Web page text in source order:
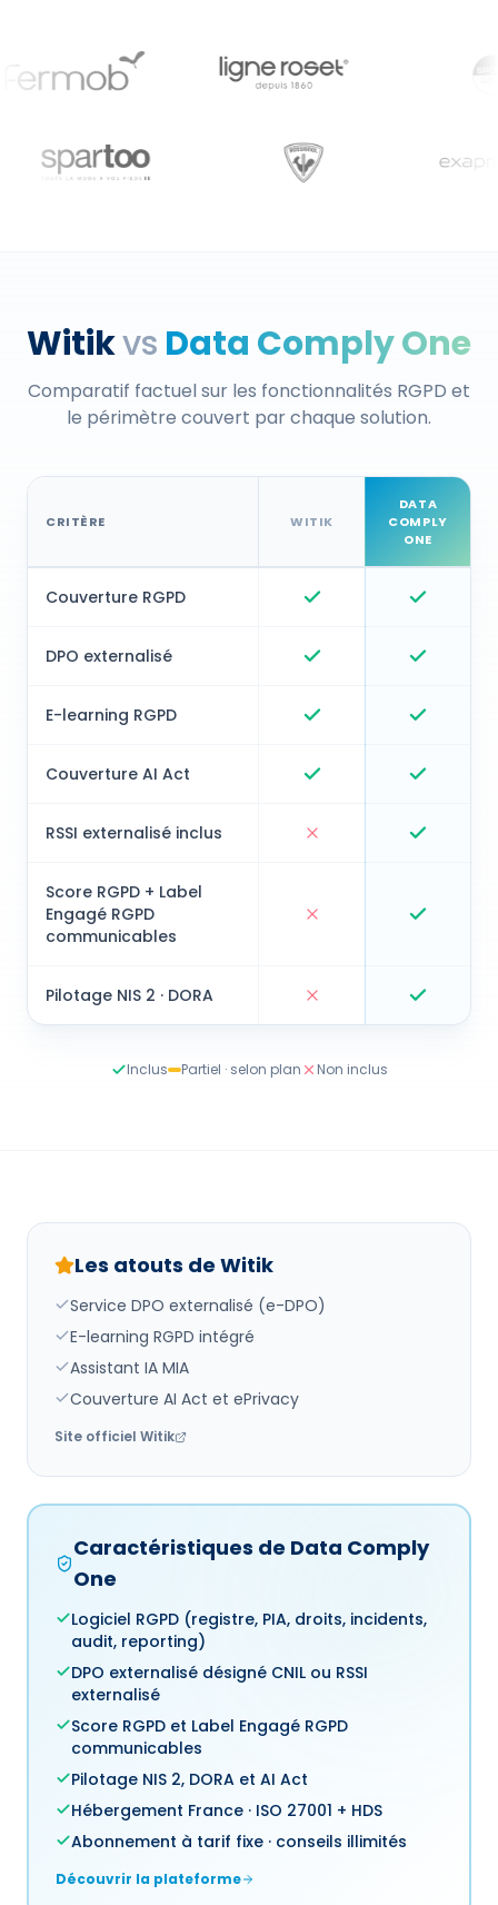
Witikvs Data Comply One
Comparatif factuel sur les fonctionnalités RGPD et
le périmètre couvert par chaque solution.
CRITÈRE WITIK
DATA
COMPLY
ONE
Couverture RGPD
DPO externalisé
E-learning RGPD
Couverture AI Act
RSSI externalisé inclus
Score RGPD + Label
Engagé RGPD
communicables
Pilotage NIS 2 · DORA
Inclus Partiel · selon plan Non inclus
Les atouts de Witik
Service DPO externalisé (e-DPO)
E-learning RGPD intégré
Assistant IA MIA
Couverture AI Act et ePrivacy
Site officiel Witik
Caractéristiques de Data Comply
One
Logiciel RGPD (registre, PIA, droits, incidents,
audit, reporting)
DPO externalisé désigné CNIL ou RSSI
externalisé
Score RGPD et Label Engagé RGPD
communicables
Pilotage NIS 2, DORA et AI Act
Hébergement France · ISO 27001 + HDS
Abonnement à tarif fixe · conseils illimités
Découvrir la plateforme